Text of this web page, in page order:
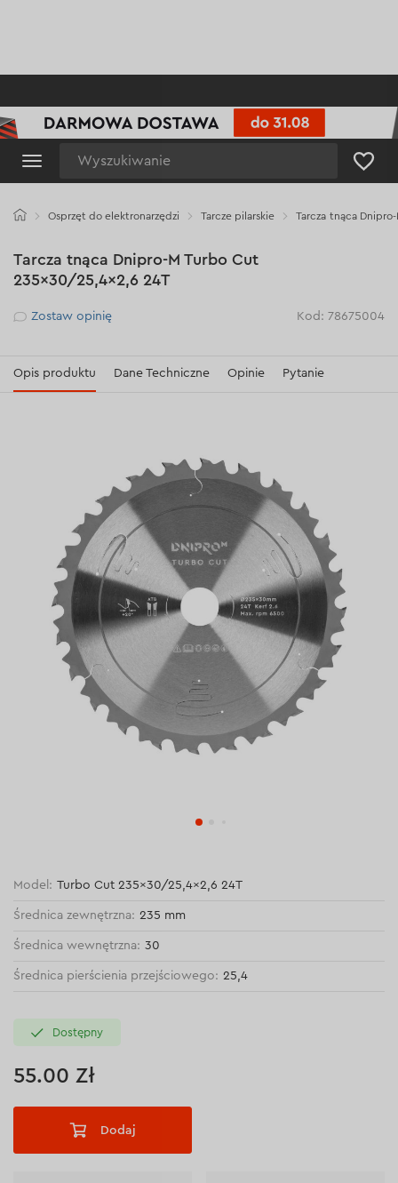
Osprzęt do elektronarzędzi Tarcze pilarskie Tarcza tnąca
Tarcza tnąca Dnipro-M Turbo Cut
235×30/25,4×2,6 24T
Рейтинг
Zostaw opinię Kod: 78675004
Opis produktu Dane Techniczne Opinie Pytanie
Model: Turbo Cut 235×30/25,4×2,6 24T
Średnica zewnętrzna: 235 mm
Średnica wewnętrzna: 30
Średnica pierścienia przejściowego: 25,4
Dostępny
55.00 Zł
Dodaj